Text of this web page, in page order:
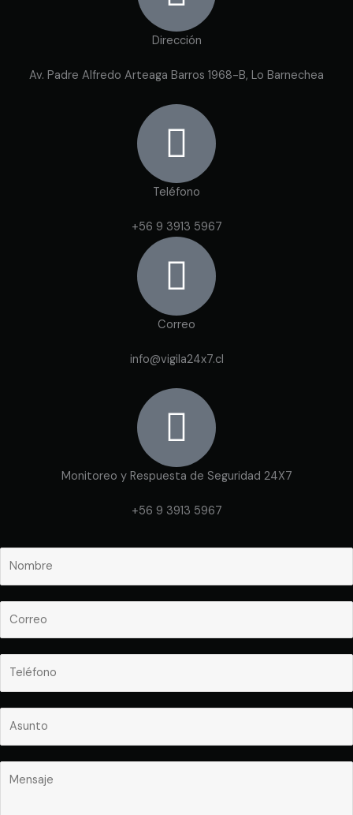
Dirección
Av. Padre Alfredo Arteaga Barros 1968-B, Lo Barnechea
Teléfono
+56 9 3913 5967
Correo
info@vigila24x7.cl
Monitoreo y Respuesta de Seguridad 24X7
+56 9 3913 5967